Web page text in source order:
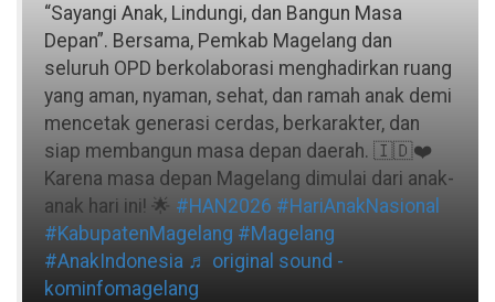
“Sayangi Anak, Lindungi, dan Bangun Masa
Depan”. Bersama, Pemkab Magelang dan
seluruh OPD berkolaborasi menghadirkan ruang
yang aman, nyaman, sehat, dan ramah anak demi
mencetak generasi cerdas, berkarakter, dan
siap membangun masa depan daerah. 🇮🇩❤️
Karena masa depan Magelang dimulai dari anak-
anak hari ini! 🌟 #HAN2026 #HariAnakNasional
#KabupatenMagelang #Magelang
#AnakIndonesia ♬ original sound -
kominfomagelang